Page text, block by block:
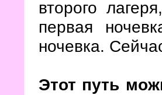
второго
первая
ночевка.
Этот путь